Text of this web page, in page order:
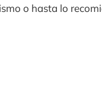
o hasta lo